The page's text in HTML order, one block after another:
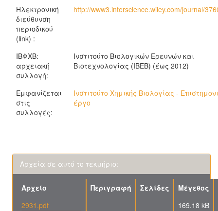
Ηλεκτρονική
διεύθυνση
περιοδικού
(link) :
http://www3.interscience.wiley.com/journal/
ΙΒΦΧΒ:
αρχειακή
συλλογή:
Ινστιτούτο Βιολογικών Ερευνών και
Βιοτεχνολογίας (ΙΒΕΒ) (έως 2012)
Εμφανίζεται
στις
συλλογές:
Ινστιτούτο Χημικής Βιολογίας -
έργο
Αρχεία σε αυτό το τεκμήριο:
Αρχείο Περιγραφή Σελίδες
Μέγεθος
2931.pdf
169.18 kB